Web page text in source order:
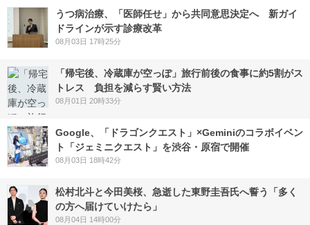
うつ病治療、「医師任せ」から共同意思決定へ 新ガイ
ドラインが示す診療改革
08月03日 17時25分
「帰宅後、冷蔵庫が空っぽ」旅行前後の食事に約5割がス
トレス 負担を減らす賢い方法
08月01日 20時33分
Google、「ドラゴンクエスト」×Geminiのコラボイベン
ト「ジェミニクエスト」を渋谷・原宿で開催
08月03日 18時42分
松村北斗と今田美桜、急逝した東野圭吾氏へ誓う「多く
の方へ届けていけたら」
08月04日 14時00分